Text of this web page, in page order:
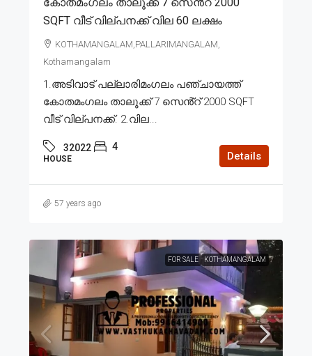
SQFT വീട് വില്പനക്ക് വില 60 ലക്ഷം
KOTHAMANGALAM,PALLARIMANGALAM,
Kothamangalam
1.അടിവാട് പല്ലാരിമംഗലം പഞ്ചായത്ത്
കോതമംഗലം താലൂക്ക് 7 സെൻ്റ് 2000 SQFT
വീട് വില്പനക്ക്. 2.വില...
32022 4
HOUSE Details
57 years ago
FOR SALE KOTHAMANGALAM